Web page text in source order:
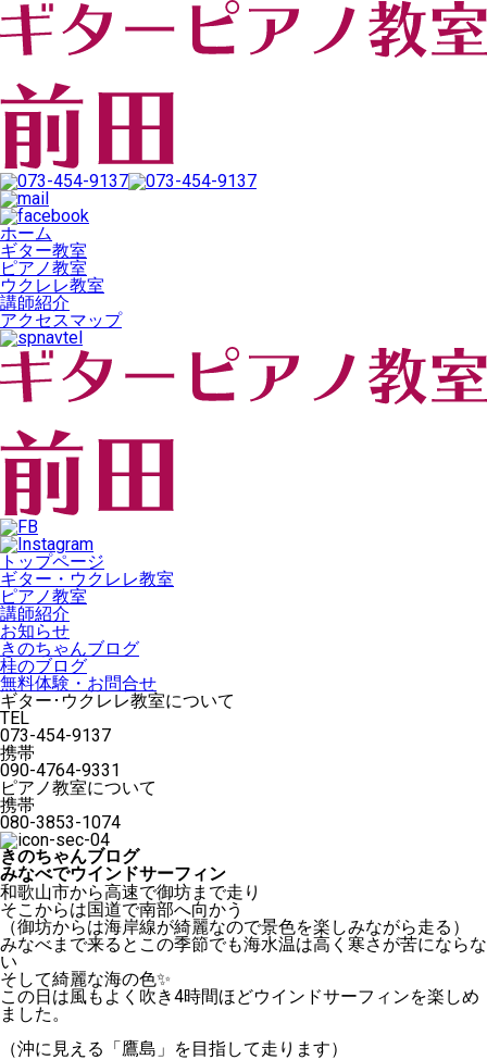
ホーム
ギター教室
ピアノ教室
ウクレレ教室
講師紹介
アクセスマップ
トップページ
ギター・ウクレレ教室
ピアノ教室
講師紹介
お知らせ
きのちゃんブログ
桂のブログ
無料体験・お問合せ
ギター･ウクレレ教室について
TEL
073-454-9137
携帯
090-4764-9331
ピアノ教室について
携帯
080-3853-1074
きのちゃんブログ
みなべでウインドサーフィン
和歌山市から高速で御坊まで走り
そこからは国道で南部へ向かう
（御坊からは海岸線が綺麗なので景色を楽しみながら走る）
みなべまで来るとこの季節でも海水温は高く寒さが苦にならな
い
そして綺麗な海の色✨
この日は風もよく吹き4時間ほどウインドサーフィンを楽しめ
ました。
（沖に見える「鷹島」を目指して走ります）